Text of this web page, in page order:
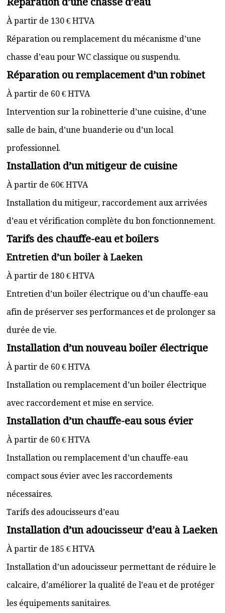
À partir de 130 € HTVA
Réparation ou remplacement du mécanisme d’une
chasse d’eau pour WC classique ou suspendu.
Réparation ou remplacement d’un robinet
À partir de 60 € HTVA
Intervention sur la robinetterie d’une cuisine, d’une
salle de bain, d’une buanderie ou d’un local
professionnel.
Installation d’un mitigeur de cuisine
À partir de 60€ HTVA
Installation du mitigeur, raccordement aux arrivées
d’eau et vérification complète du bon fonctionnement.
Tarifs des chauffe-eau et boilers
Entretien d’un boiler à Laeken
À partir de 180 € HTVA
Entretien d’un boiler électrique ou d’un chauffe-eau
afin de préserver ses performances et de prolonger sa
durée de vie.
Installation d’un nouveau boiler électrique
À partir de 60 € HTVA
Installation ou remplacement d’un boiler électrique
avec raccordement et mise en service.
Installation d’un chauffe-eau sous évier
À partir de 60 € HTVA
Installation ou remplacement d’un chauffe-eau
compact sous évier avec les raccordements
nécessaires.
Tarifs des adoucisseurs d’eau
Installation d’un adoucisseur d’eau à Laeken
À partir de 185 € HTVA
Installation d’un adoucisseur permettant de réduire le
calcaire, d’améliorer la qualité de l’eau et de protéger
les équipements sanitaires.